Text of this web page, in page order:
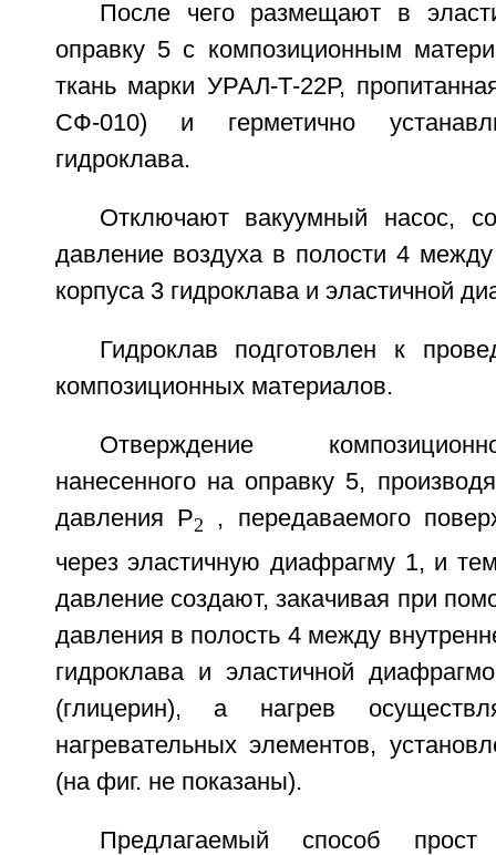
После чего размещают в
оправку 5 с композиционным
ткань марки УРАЛ-Т-22Р,
СФ-010) и герметично
гидроклава.
Отключают вакуумный насос,
давление воздуха в полости 4 между
корпуса 3 гидроклава и эластичной
Гидроклав подготовлен к
композиционных материалов.
Отверждение
нанесенного на оправку 5,
давления Р2
, передаваемого
через эластичную диафрагму 1, и
давление создают, закачивая при
давления в полость 4 между
гидроклава и эластичной
(глицерин), а нагрев
нагревательных элементов,
(на фиг. не показаны).
Предлагаемый способ